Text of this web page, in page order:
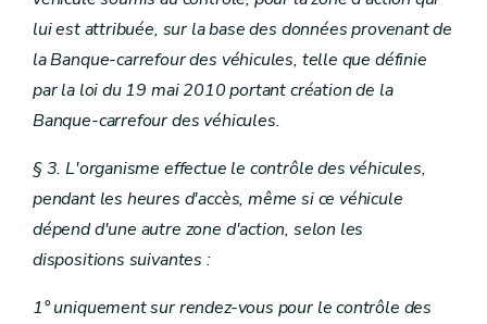
lui est attribuée, sur la base des données provenant de
la Banque-carrefour des véhicules, telle que définie
par la loi du 19 mai 2010 portant création de la
Banque-carrefour des véhicules.
§ 3. L'organisme effectue le contrôle des véhicules,
pendant les heures d'accès, même si ce véhicule
dépend d'une autre zone d'action, selon les
dispositions suivantes :
1° uniquement sur rendez-vous pour le contrôle des